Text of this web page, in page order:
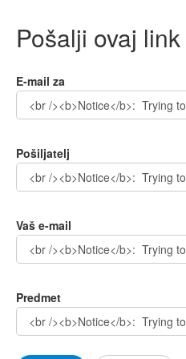
Pošalji ovaj
E-mail za
Pošiljatelj
Vaš e-mail
Predmet